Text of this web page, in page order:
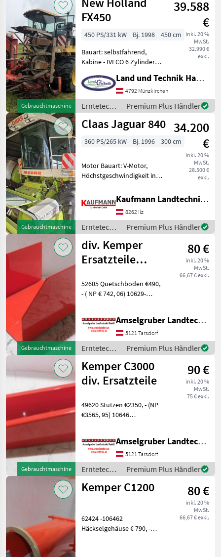
Gebrauchtmaschine
FX450
39.588
€
inkl. 20 %
MwSt.
32.990 €
exkl.
450 PS/331 kW Bj. 1998
450 cm
Bauart: selbstfahrend,
Kabine • IVECO 6 Zylinder
13798 cm3 • Kraftstofftank
790 liter • Hydrostatischer
Fahrantrieb mit 4 Gänge •
Differentia
Land und Technik HandelsgesmbH
4792 Münzkirchen
Erntetechnik
Ackerbau /
New
Premium Plus Händler
Gebrauchtmaschine
Claas Jaguar 840 34.200
€
inkl. 20 %
MwSt.
28.500 €
exkl.
360 PS/265 kW Bj. 1996 300 cm
Motor Bauart: V-Motor,
Höchstgeschwindigkeit in
selbstfahrend,
Auswurfbogen Drehwinkel
(Grad): 180, Klimaanlage,
Kabine, Beleuchtung
Privatverkauf i
Kaufmann Landtechnik GmbH
8262 Ilz
Erntetechnik
Ackerbau /
Claas
Premium Plus Händler
Gebrauchtmaschine
div. Kemper
Ersatzteile
80 €
inkl. 20 %
MwSt.
66,67 € exkl.
52605 Quetschboden €490,
- ( NP € 742, 06) 10629-
Häckselgehäuse C2200 €
850, - ( NP € 1445, 39) 54317-
106436 Schutzdec
Amselgruber Landtechnik GmbH
5121 Tarsdorf
Erntetechnik
Ackerbau /
Kemper
Premium Plus Händler
Gebrauchtmaschine
Kemper C3000
div. Ersatzteile
90 €
inkl. 20 %
MwSt.
75 € exkl.
49620 Stutzen €2350, - (NP
€3565, 95) 10646
Wechselboden €250, - (NP
€473, 44) 61492 Schutzblech
€90, - (NP € 145, 44)
Amselgruber Landtechnik GmbH
5121 Tarsdorf
Erntetechnik
Ackerbau /
Kemper
Premium Plus Händler
Kemper C1200 80 €
inkl. 20 %
MwSt.
66,67 € exkl.
62424 -106462
Häckselgehäuse € 790, -